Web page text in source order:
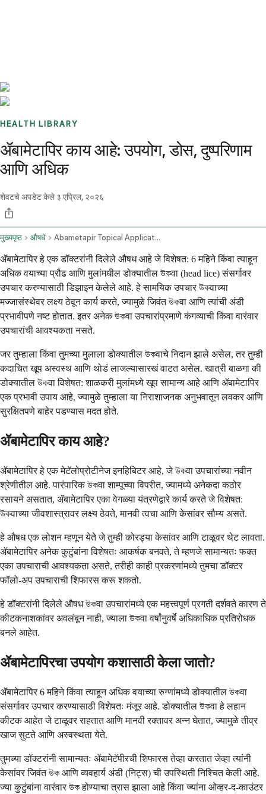
HEALTH LIBRARY
ॲबामेटापिर काय आहे: उपयोग, डोस, दुष्परिणाम
आणि अधिक
शेवटचे अपडेट केले ३ एप्रिल, २०२६
मुख्यपृष्ठ औषधे Abametapir Topical Application Route
ॲबामेटापिर हे एक डॉक्टरांनी दिलेले औषध आहे जे विशेषत: 6 महिने किंवा त्याहून
अधिक वयाच्या प्रौढ आणि मुलांमधील डोक्यातील উকवा (head lice) संसर्गावर
उपचार करण्यासाठी डिझाइन केलेले आहे. हे सामयिक उपचार উকवाच्या
मज्जासंस्थेवर लक्ष्य ठेवून कार्य करते, ज्यामुळे जिवंत উকवा आणि त्यांची अंडी
प्रभावीपणे नष्ट होतात. इतर अनेक উকवा उपचारांप्रमाणे कंगव्याची किंवा वारंवार
उपचारांची आवश्यकता नसते.
जर तुम्हाला किंवा तुमच्या मुलाला डोक्यातील উকवाचे निदान झाले असेल, तर तुम्ही
कदाचित खूप अस्वस्थ आणि थोडं लाजल्यासारखं वाटत असेल. खात्री बाळगा की
डोक्यातील উকवा विशेषत: शाळकरी मुलांमध्ये खूप सामान्य आहे आणि ॲबामेटापिर
एक प्रभावी उपाय आहे, ज्यामुळे तुम्हाला या निराशाजनक अनुभवातून लवकर आणि
सुरक्षितपणे बाहेर पडण्यास मदत होते.
ॲबामेटापिर काय आहे?
ॲबामेटापिर हे एक मेटॅलोप्रोटीनेज इनहिबिटर आहे, जे উকवा उपचारांच्या नवीन
श्रेणीतील आहे. पारंपारिक উকवा शाम्पूच्या विपरीत, ज्यामध्ये अनेकदा कठोर
रसायने असतात, ॲबामेटापिर एका वेगळ्या यंत्रणेद्वारे कार्य करते जे विशेषत:
উকवाच्या जीवशास्त्रावर लक्ष्य ठेवते, मानवी त्वचा आणि केसांवर सौम्य असते.
हे औषध एक लोशन म्हणून येते जे तुम्ही कोरड्या केसांवर आणि टाळूवर थेट लावता.
ॲबामेटापिर अनेक कुटुंबांना विशेषतः आकर्षक बनवते, ते म्हणजे सामान्यतः फक्त
एका उपचाराची आवश्यकता असते, तरीही काही प्रकरणांमध्ये तुमचा डॉक्टर
फॉलो-अप उपचाराची शिफारस करू शकतो.
हे डॉक्टरांनी दिलेले औषध উকवा उपचारांमध्ये एक महत्त्वपूर्ण प्रगती दर्शवते कारण ते
कीटकनाशकांवर अवलंबून नाही, ज्याला উকवा वर्षांनुवर्षे अधिकाधिक प्रतिरोधक
बनले आहेत.
ॲबामेटापिरचा उपयोग कशासाठी केला जातो?
ॲबामेटापिर 6 महिने किंवा त्याहून अधिक वयाच्या रुग्णांमध्ये डोक्यातील উকवा
संसर्गावर उपचार करण्यासाठी विशेषतः मंजूर आहे. डोक्यातील উকवा हे लहान
कीटक आहेत जे टाळूवर राहतात आणि मानवी रक्तावर अन्न घेतात, ज्यामुळे तीव्र
खाज सुटते आणि अस्वस्थता येते.
तुमच्या डॉक्टरांनी सामान्यतः ॲबामेटॅपीरची शिफारस तेव्हा करतात जेव्हा त्यांनी
केसांवर जिवंत উক आणि व्यवहार्य अंडी (निट्स) ची उपस्थिती निश्चित केली आहे.
ज्या कुटुंबांना वारंवार উক होण्याचा त्रास झाला आहे किंवा ज्यांना ओव्हर-द-काउंटर